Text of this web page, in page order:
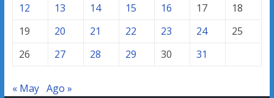
12
13 14 15 16 17
18
19
20 21 22 23 24
25
26
27 28 29 30 31
« May Ago »